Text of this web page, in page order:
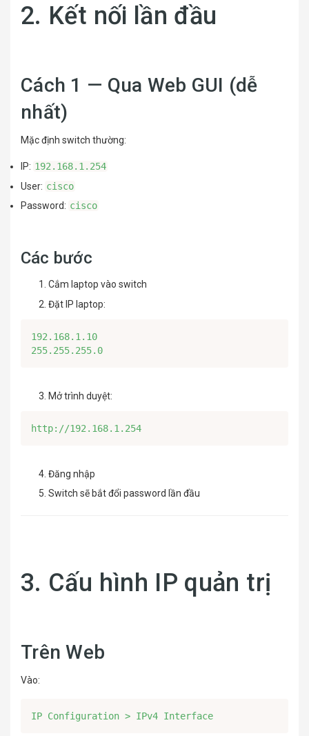
2. Kết nối lần đầu
Cách 1 — Qua Web GUI (dễ
nhất)
Mặc định switch thường:
IP: 192.168.1.254
User: cisco
Password: cisco
Các bước
Cắm laptop vào switch
Đặt IP laptop:
192.168.1.10
255.255.255.0
Mở trình duyệt:
http://192.168.1.254
Đăng nhập
Switch sẽ bắt đổi password lần đầu
3. Cấu hình IP quản trị
Trên Web
Vào:
IP Configuration > IPv4 Interface